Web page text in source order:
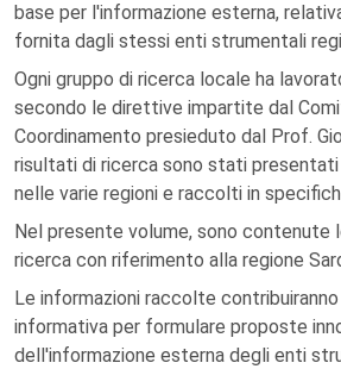
base per l'informazione esterna,
fornita dagli stessi enti strumentali
Ogni gruppo di ricerca locale ha
secondo le direttive impartite dal
Coordinamento presieduto dal Prof.
risultati di ricerca sono stati presentati
nelle varie regioni e raccolti in
Nel presente volume, sono contenute
ricerca con riferimento alla regione
Le informazioni raccolte
informativa per formulare proposte
dell'informazione esterna degli enti